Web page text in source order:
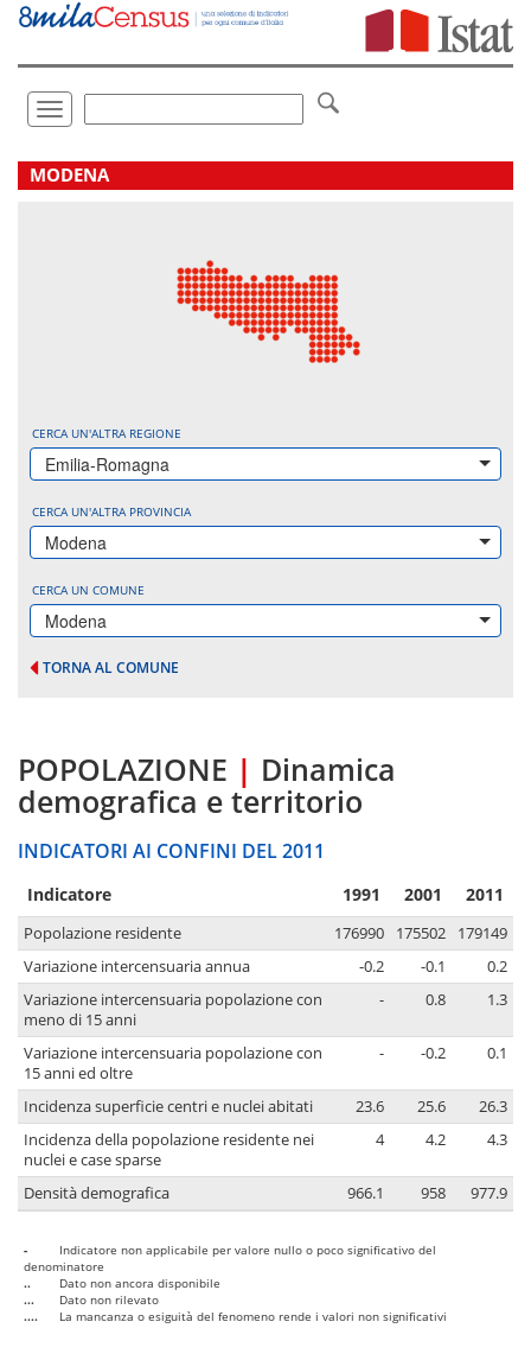
Vai
direttamente
Toggle
navigation
.
MODENA
CERCA UN'ALTRA REGIONE
Emilia-Romagna
CERCA UN'ALTRA PROVINCIA
Modena
CERCA UN COMUNE
Modena
TORNA AL COMUNE
POPOLAZIONE | Dinamica
demografica e territorio
INDICATORI AI CONFINI DEL 2011
Indicatore 1991 2001 2011
Popolazione residente 176990 175502
179149
Variazione intercensuaria annua
-0.2 -0.1
0.2
Variazione intercensuaria popolazione con
meno di 15 anni
- 0.8 1.3
Variazione intercensuaria popolazione con
15 anni ed oltre
- -0.2 0.1
Incidenza superficie centri e nuclei abitati 23.6 25.6
26.3
Incidenza della popolazione residente nei
nuclei e case sparse
4 4.2 4.3
Densità demografica 966.1 958 977.9
-
Indicatore non applicabile per valore nullo o poco significativo del
denominatore
..
Dato non ancora disponibile
...
Dato non rilevato
....
La mancanza o esiguità del fenomeno rende i valori non significativi